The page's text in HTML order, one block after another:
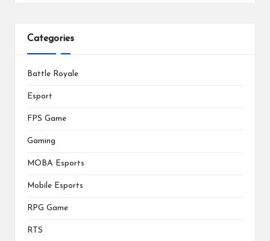
Categories
Battle Royale
Esport
FPS Game
Gaming
MOBA Esports
Mobile Esports
RPG Game
RTS